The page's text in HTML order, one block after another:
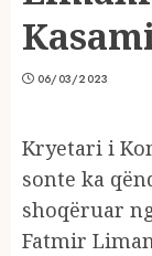
06/03/2023
Kryetari i
sonte ka
shoqëruar
Fatmir